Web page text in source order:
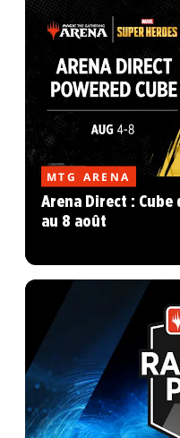
MTG ARENA
Arena Direct : Cube
au 8 août